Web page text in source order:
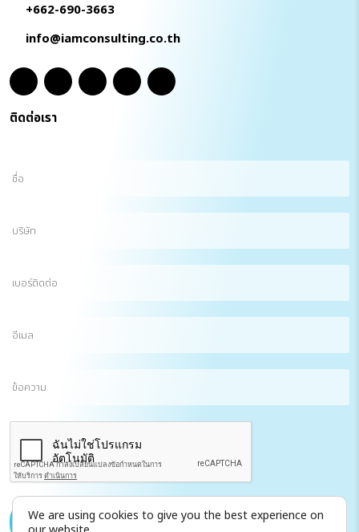
+662-690-3663
info@iamconsulting.co.th
ติดต่อเรา
ชื่อ
บริษัท
เบอร์
ติดต่อ
อีเมล
ข้อความ
ส่งข้อความถึงเรา
We are using cookies to give you the best experience on